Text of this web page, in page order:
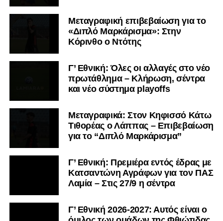
Μεταγραφική επιβεβαίωση για το
«Διπλό Μαρκάρισμα»: Στην
Κόρινθο ο Ντότης
Γ’ Εθνική: Όλες οι αλλαγές στο νέο
πρωτάθλημα – Κλήρωση, σέντρα
και νέο σύστημα playoffs
Μεταγραφικά: Στον Κηφισσό Κάτω
Τιθορέας ο Λάππας – Επιβεβαίωση
για το “Διπλό Μαρκάρισμα”
Γ’ Εθνική: Πρεμιέρα εντός έδρας με
Κατσαντώνη Αγράφων για τον ΠΑΣ
Λαμία – Στις 27/9 η σέντρα
Γ’ Εθνική 2026-2027: Αυτός είναι ο